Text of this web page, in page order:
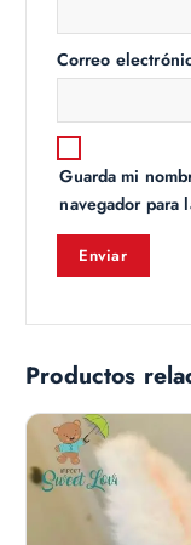
Correo
Guarda mi
navegador para
Productos